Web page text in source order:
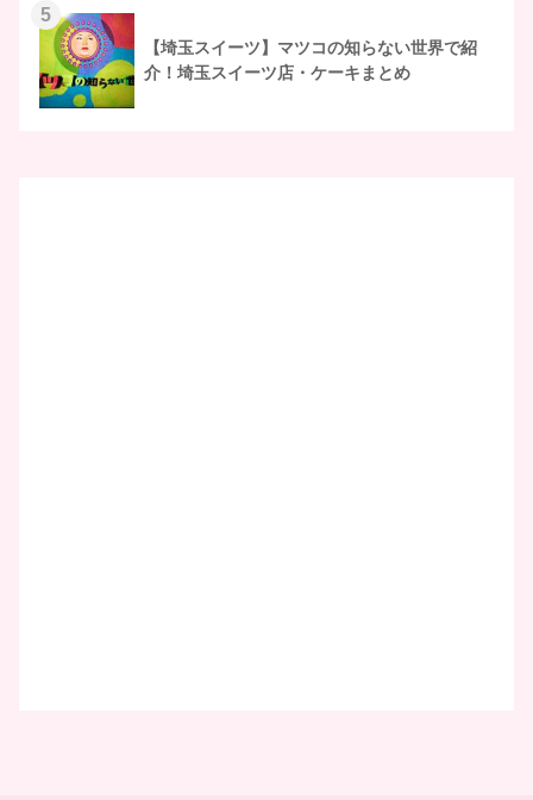
5
【埼玉スイーツ】マツコの知らない世界で紹
介！埼玉スイーツ店・ケーキまとめ